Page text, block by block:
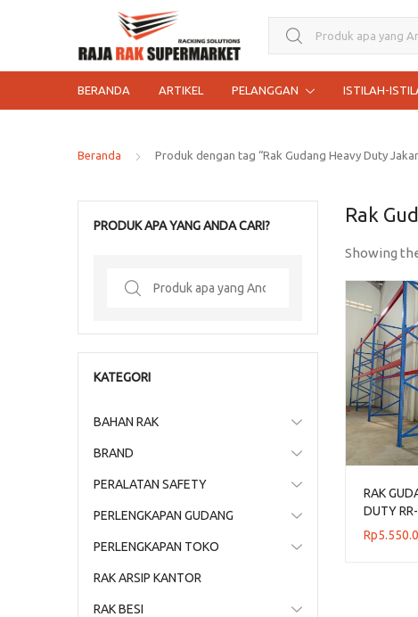
Search for:
BERANDA ARTIKEL PELANGGAN ISTILAH-
Beranda Produk dengan tag “Rak Gudang Heavy Duty
Rak
Showing
RAK
DUTY
GUDANG
Rp
PRODUK APA YANG ANDA CARI?
Search
KATEGORI
BAHAN RAK
BRAND
PERALATAN SAFETY
PERLENGKAPAN GUDANG
PERLENGKAPAN TOKO
RAK ARSIP KANTOR
RAK BESI